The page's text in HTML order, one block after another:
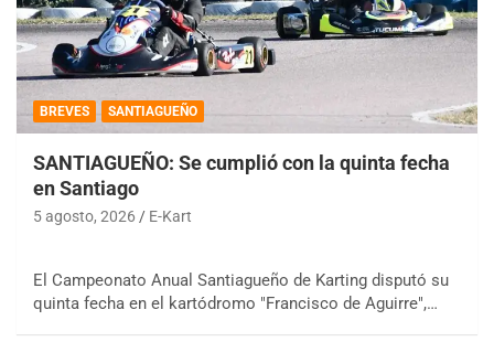
BREVES SANTIAGUEÑO
SANTIAGUEÑO: Se cumplió con la quinta fecha
en Santiago
5 agosto, 2026 E-Kart
El Campeonato Anual Santiagueño de Karting disputó su
quinta fecha en el kartódromo "Francisco de Aguirre",…